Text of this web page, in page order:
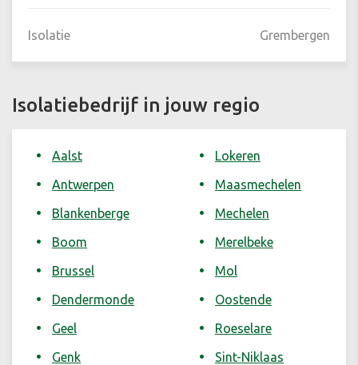
Isolatie Grembergen
Isolatiebedrijf in jouw regio
Aalst
Antwerpen
Blankenberge
Boom
Brussel
Dendermonde
Geel
Genk
Lokeren
Maasmechelen
Mechelen
Merelbeke
Mol
Oostende
Roeselare
Sint-Niklaas